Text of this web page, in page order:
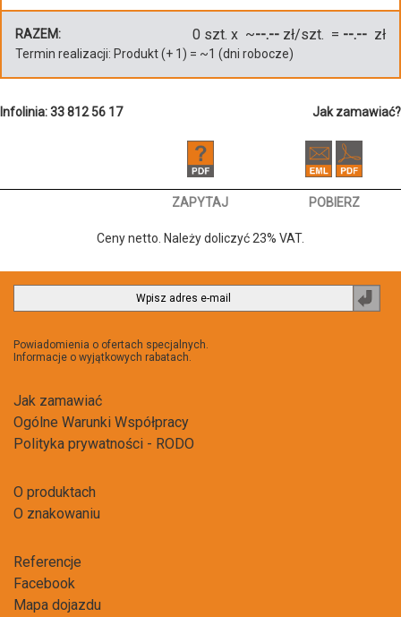
RAZEM: 0 szt. x ~--.-- zł/szt. = --.-- zł
Termin realizacji: Produkt(+ 1 ) = ~1 (dni robocze)
Infolinia: 33 812 56 17 Jak zamawiać?
ZAPYTAJ POBIERZ
Ceny netto. Należy doliczyć 23% VAT.
Powiadomienia o ofertach specjalnych.
Informacje o wyjątkowych rabatach.
Jak zamawiać
Ogólne Warunki Współpracy
Polityka prywatności - RODO
O produktach
O znakowaniu
Referencje
Facebook
Mapa dojazdu